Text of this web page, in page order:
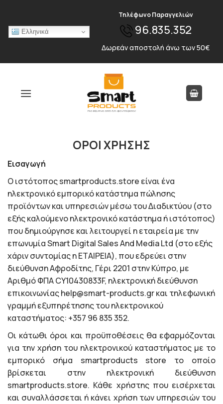
contentΕλληνικά
Τηλέφωνο Παραγγελιών
96.835.352
Δωρεάν αποστολή άνω των 50€
ΟΡΟΙ ΧΡΗΣΗΣ
Εισαγωγή
O ιστότοπος smartproducts.store είναι ένα
ηλεκτρονικό εμπορικό κατάστημα πώλησης
προϊόντων και υπηρεσιών μέσω του Διαδικτύου (στο
εξής καλούμενο ηλεκτρονικό κατάστημα ή ιστότοπος)
που δημιούργησε και λειτουργεί η εταιρεία με την
επωνυμία Smart Digital Sales And Media Ltd (στο εξής
χάριν συντομίας η ΕΤΑΙΡΕΙΑ), που εδρεύει στην
διεύθυνση Αφροδίτης, Γέρι 2201 στην Κύπρο, με
Αριθμό ΦΠΑ CY10430833F, ηλεκτρονική διεύθυνση
επικοινωνίας help@smart-products.gr και τηλεφωνική
γραμμή εξυπηρέτησης του ηλεκτρονικού
καταστήματος: +357 96 835 352.
Οι κάτωθι όροι και προϋποθέσεις θα εφαρμόζονται
για την χρήση του ηλεκτρονικού καταστήματος με το
εμπορικό σήμα smartproducts store το οποίο
βρίσκεται στην ηλεκτρονική διεύθυνση
smartproducts.store. Κάθε χρήστης που εισέρχεται
και συναλλάσσεται ή κάνει χρήση των υπηρεσιών του